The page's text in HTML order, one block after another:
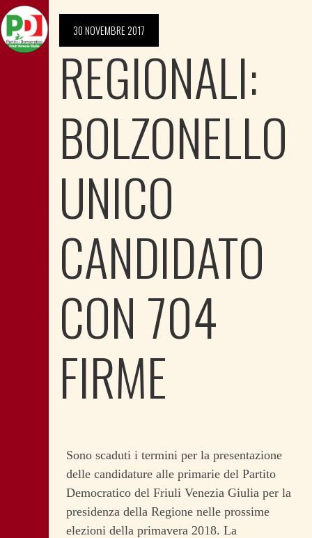
30 NOVEMBRE 2017
REGIONALI:
BOLZONELLO
UNICO
CANDIDATO
CON 704
FIRME
Sono scaduti i termini per la presentazione
delle candidature alle primarie del Partito
Democratico del Friuli Venezia Giulia per la
presidenza della Regione nelle prossime
elezioni della primavera 2018. La